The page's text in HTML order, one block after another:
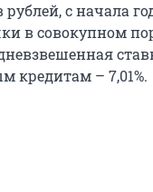
с начала
в совокупном
– 7,01%.